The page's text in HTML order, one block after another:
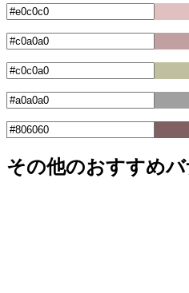
その他のおすすめ